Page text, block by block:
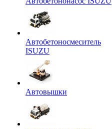
Автобетоносмеситель
ISUZU
Автовышки